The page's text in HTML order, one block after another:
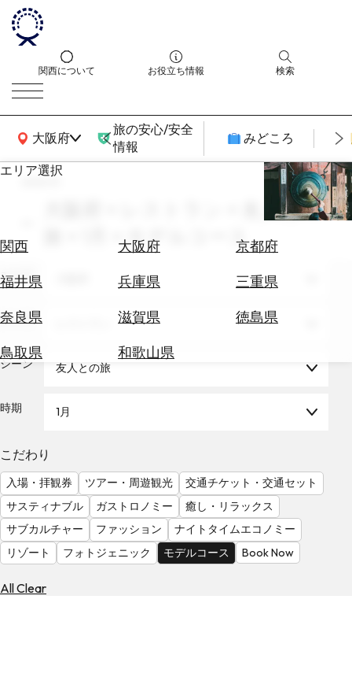
関西について お役立ち情報 検索
大阪府
関西広域MAP
旅の安心/安全
情報
みどころ
エリア選択
関西 大阪府
京都府
福井県
兵庫県
三重県
奈良県
滋賀県
徳島県
鳥取県
和歌山県
エ
券
テ
を
る
気
を
見
る
search
大阪府 × レストラン × 友人との
旅 × 1月 × モデルコース
エリア
テーマ
シーン 友人との旅
時期 1月
こだわり
入場・拝観券 ツアー・周遊観光
交通チケット・交通セット
サスティナブル
ガストロノミー
癒し・リラックス
サブカルチャー
ファッション
ナイトタイムエコノミー
リゾート
フォトジェニック モデルコース Book Now
All Clear